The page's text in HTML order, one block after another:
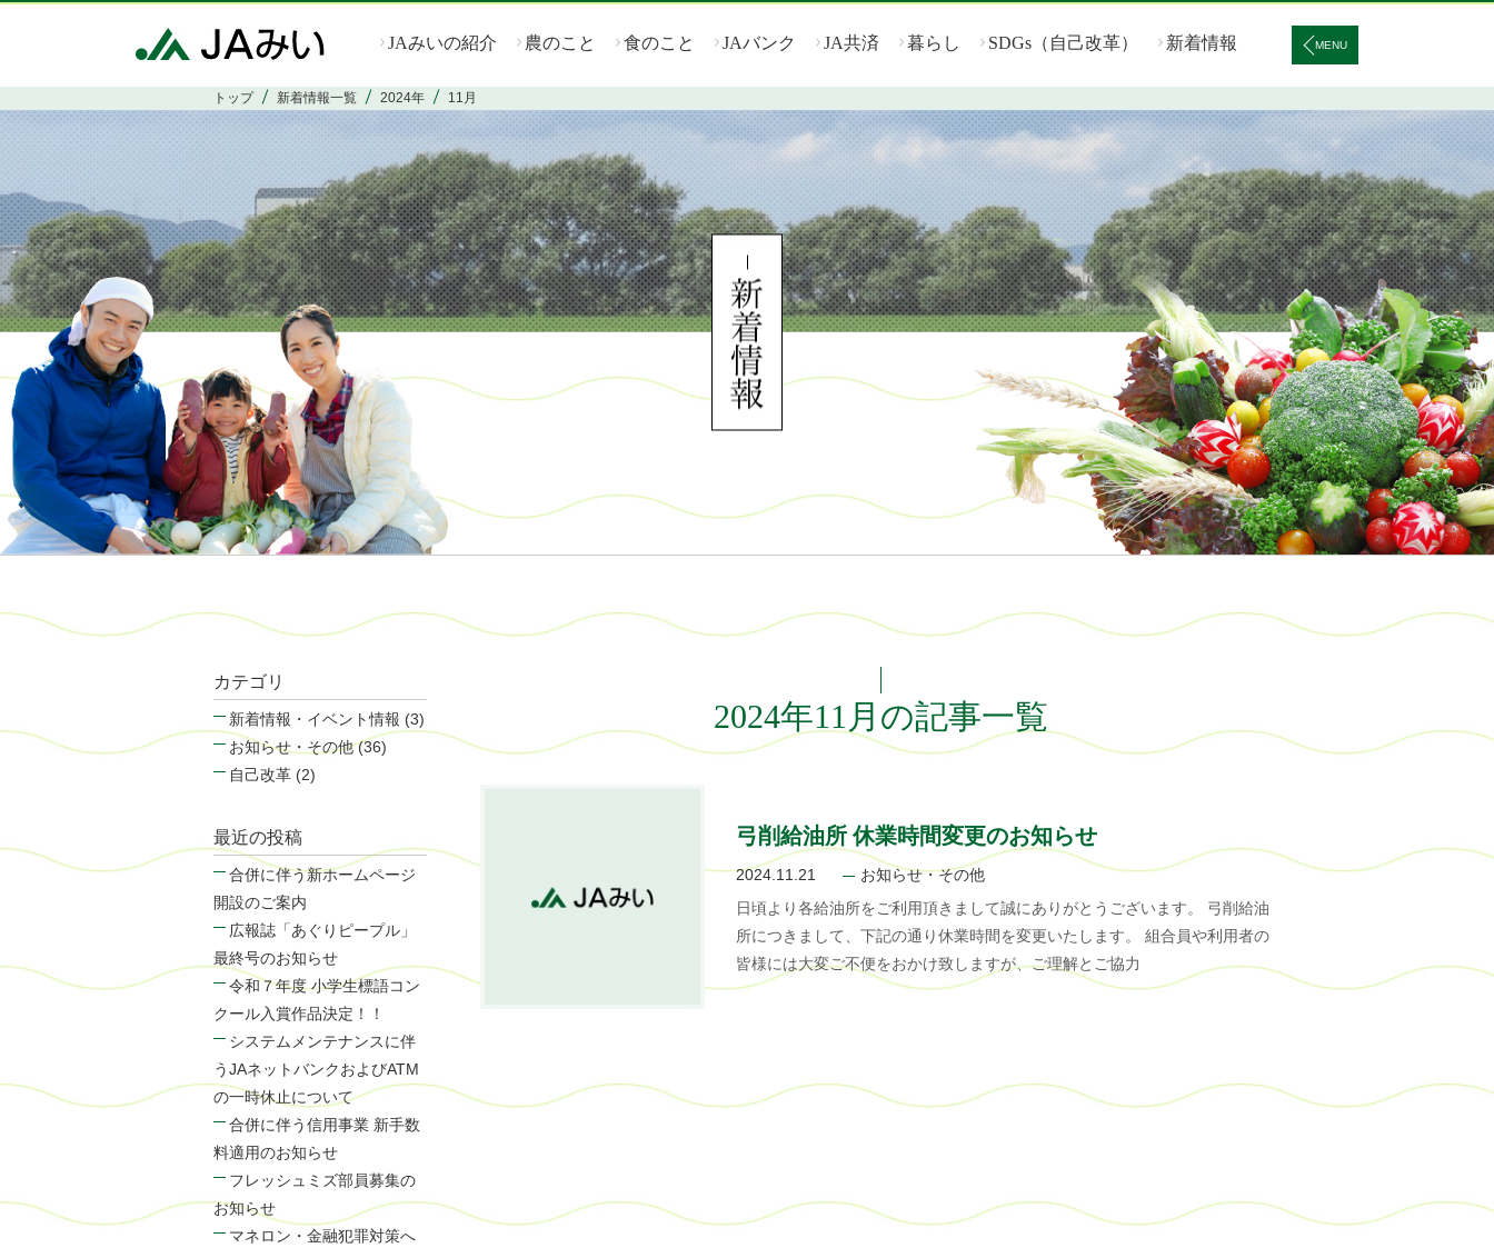
JAみいの紹介 農のこと 食のこと JAバンク JA共済 暮らし SDGs（自己改革） 新着情報 MENU
トップ 新着情報一覧 2024年 11月
2024年11月の記事一覧
弓削給油所 休業時間変更のお知らせ
2024.11.21
お知らせ・その他
日頃より各給油所をご利用頂きまして誠にありがとうございます。 弓削給油
所につきまして、下記の通り休業時間を変更いたします。 組合員や利用者の
皆様には大変ご不便をおかけ致しますが、ご理解とご協力
カテゴリ
新着情報・イベント情報 (3)
お知らせ・その他 (36)
自己改革 (2)
最近の投稿
合併に伴う新ホームページ
開設のご案内
広報誌「あぐりピープル」
最終号のお知らせ
令和７年度 小学生標語コン
クール入賞作品決定！！
システムメンテナンスに伴
うJAネットバンクおよびATM
の一時休止について
合併に伴う信用事業 新手数
料適用のお知らせ
フレッシュミズ部員募集の
お知らせ
マネロン・金融犯罪対策へ